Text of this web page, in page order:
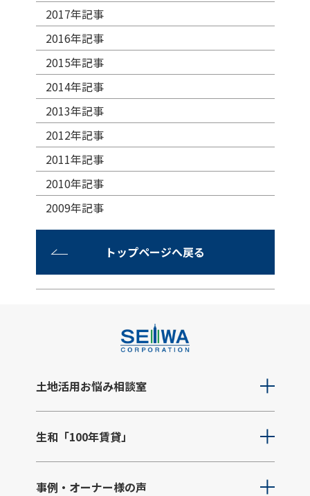
2017年記事
2016年記事
2015年記事
2014年記事
2013年記事
2012年記事
2011年記事
2010年記事
2009年記事
トップページへ戻る
土地活用お悩み相談室
生和「100年賃貸」
事例・オーナー様の声